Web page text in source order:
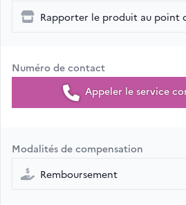
Rapporter le produit au point
Numéro de contact
Appeler le service
Modalités de compensation
Remboursement